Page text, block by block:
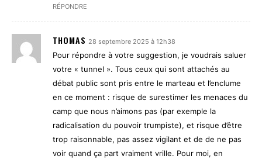
RÉPONDRE
THOMAS 28 septembre 2025 à 12h38
Pour répondre à votre suggestion, je voudrais saluer
votre « tunnel ». Tous ceux qui sont attachés au
débat public sont pris entre le marteau et l’enclume
en ce moment : risque de surestimer les menaces du
camp que nous n’aimons pas (par exemple la
radicalisation du pouvoir trumpiste), et risque d’être
trop raisonnable, pas assez vigilant et de de ne pas
voir quand ça part vraiment vrille. Pour moi, en